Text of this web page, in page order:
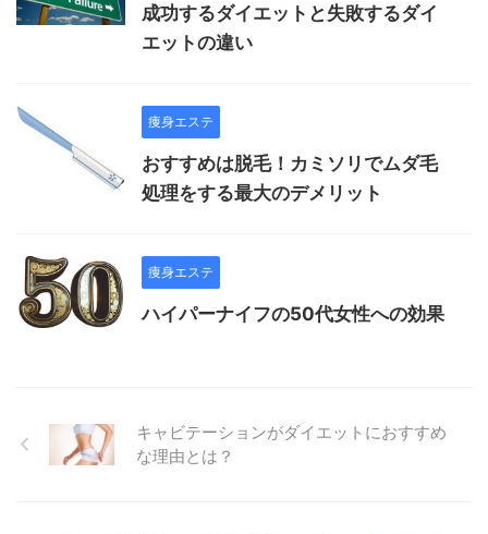
成功するダイエットと失敗するダイ
エットの違い
痩身エステ
おすすめは脱毛！カミソリでムダ毛
処理をする最大のデメリット
痩身エステ
ハイパーナイフの50代女性への効果
キャビテーションがダイエットにおすすめ
な理由とは？